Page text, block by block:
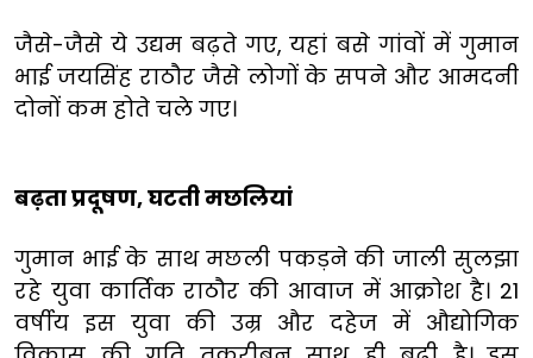
जैसे-जैसे ये उद्यम बढ़ते गए, यहां बसे गांवों में गुमान
भाई जयसिंह राठौर जैसे लोगों के सपने और आमदनी
दोनों कम होते चले गए।
बढ़ता प्रदूषण,घटती मछलियां
गुमान भाई के साथ मछली पकड़ने की जाली सुलझा
रहे युवा कार्तिक राठौर की आवाज में आक्रोश है। 21
वर्षीय इस युवा की उम्र और दहेज में औद्योगिक